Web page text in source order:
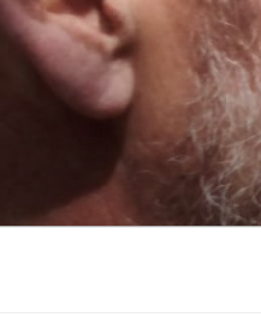
Zum
Inhalt
springen